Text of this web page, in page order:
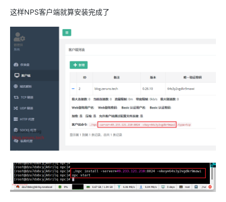
这样NPS客户端就算安装完成了